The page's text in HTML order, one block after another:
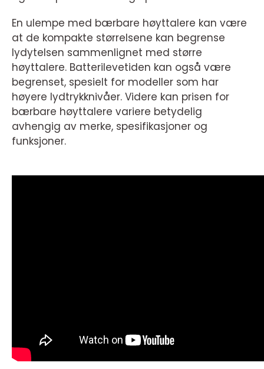
En ulempe med bærbare høyttalere kan være
at de kompakte størrelsene kan begrense
lydytelsen sammenlignet med større
høyttalere. Batterilevetiden kan også være
begrenset, spesielt for modeller som har
høyere lydtrykknivåer. Videre kan prisen for
bærbare høyttalere variere betydelig
avhengig av merke, spesifikasjoner og
funksjoner.